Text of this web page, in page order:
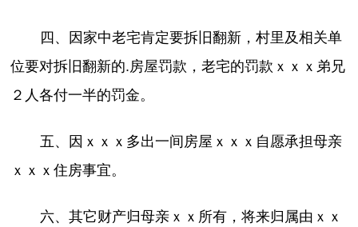
四、因家中老宅肯定要拆旧翻新，村里及相关单
位要对拆旧翻新的.房屋罚款，老宅的罚款ｘｘｘ弟兄
２人各付一半的罚金。
五、因ｘｘｘ多出一间房屋ｘｘｘ自愿承担母亲
ｘｘｘ住房事宜。
六、其它财产归母亲ｘｘ所有，将来归属由ｘｘ